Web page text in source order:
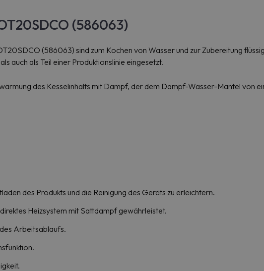
(586063)
(586063) sind zum Kochen von Wasser und zur Zubereitung
auch als Teil einer Produktionslinie eingesetzt.
des Kesselinhalts mit Dampf, der dem Dampf-Wasser-Mantel von
des Produkts und die Reinigung des Geräts zu erleichtern.
Heizsystem mit Sattdampf gewährleistet.
Arbeitsablaufs.